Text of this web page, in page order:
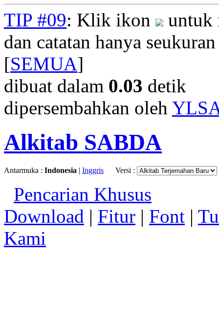
TIP #09: Klik ikon
untuk
dan catatan hanya
[SEMUA]
dibuat dalam 0.03 detik
dipersembahkan oleh
Alkitab SABDA
Antarmuka : Indonesia | Inggris Versi :
Pencarian Khusus
Download | Fitur | Font |
Kami